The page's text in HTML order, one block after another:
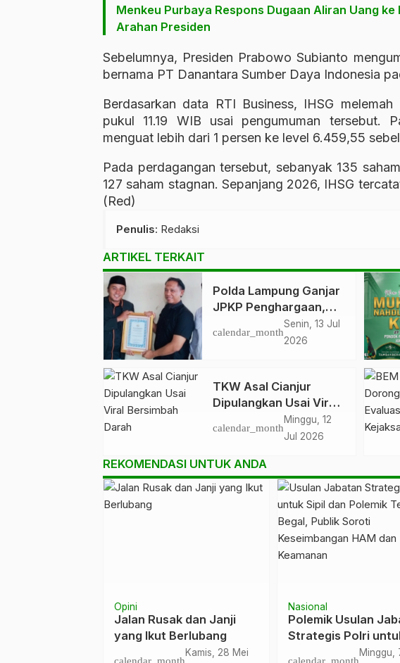
Menkeu Purbaya Respons Dugaan Aliran Uang
Arahan Presiden
Sebelumnya, Presiden Prabowo Subianto
bernama PT Danantara Sumber Daya Indonesia
Berdasarkan data RTI Business, IHSG
pukul 11.19 WIB usai pengumuman tersebut.
menguat lebih dari 1 persen ke level 6.459,55
Pada perdagangan tersebut, sebanyak 135
127 saham stagnan. Sepanjang 2026, IHSG
(Red)
Penulis: Redaksi
ARTIKEL TERKAIT
Polda Lampung Ganjar
JPKP Penghargaan,
Tegaskan Sinergi Jaga
Kamtibmas
calendar_month
Senin, 13 Jul
2026
TKW Asal Cianjur
Dipulangkan Usai Viral
Bersimbah Darah
calendar_month
Minggu, 12
Jul 2026
REKOMENDASI UNTUK ANDA
Opini
Jalan Rusak dan Janji
yang Ikut Berlubang
calendar_month
Kamis, 28 Mei
Nasional
Polemik Usulan
Strategis Polri
dan Perdebatan
calendar_month
Minggu,